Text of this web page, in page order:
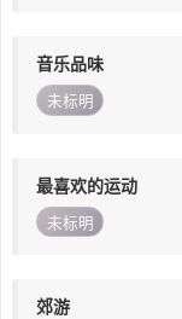
音乐品味
未标明
最喜欢的运动
未标明
郊游